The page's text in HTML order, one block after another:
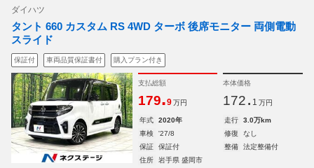
ダイハツ
タント 660 カスタム RS 4WD ターボ 後席モニター 両側電動
スライド
保証付 車両品質保証書付 購入プラン付き
支払総額
179.9 万円
本体価格
172. 1 万円
年式 2020年 走行
3.0万km
車検
'27/8 修復
なし
保証
保証付 整備
法定整備付
住所
岩手県 盛岡市